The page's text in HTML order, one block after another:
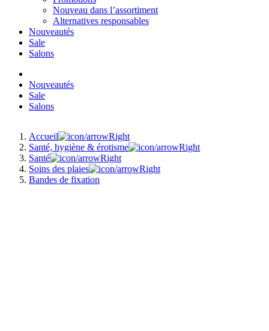
Nouveau dans l’assortiment
Alternatives responsables
Nouveautés
Sale
Salons
Nouveautés
Sale
Salons
Accueil
Santé, hygiène & érotisme
Santé
Soins des plaies
Bandes de fixation